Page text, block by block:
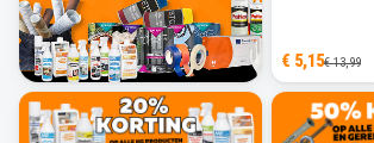
€ 5,15€ 13,99